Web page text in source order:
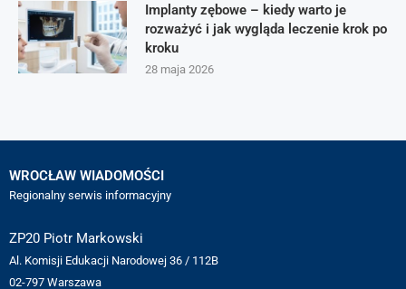
Implanty zębowe – kiedy warto je
rozważyć i jak wygląda leczenie krok po
kroku
28 maja 2026
WROCŁAW WIADOMOŚCI
Regionalny serwis informacyjny
ZP20 Piotr Markowski
Al. Komisji Edukacji Narodowej 36 / 112B
02-797 Warszawa